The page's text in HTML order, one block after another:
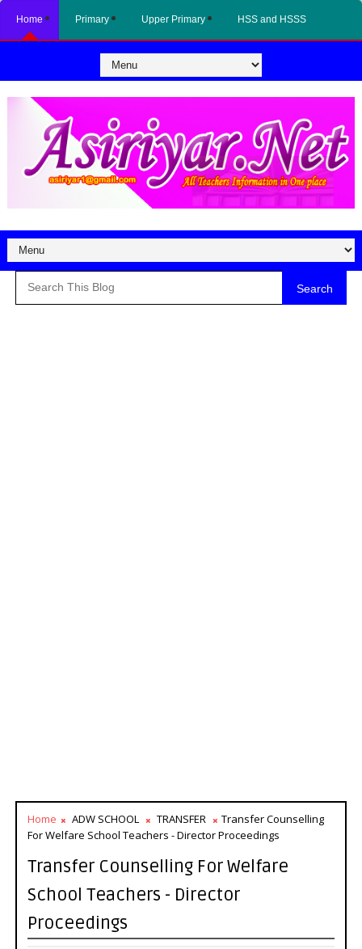
Home Primary Upper Primary HSS and HSSS
Search
Home ADW SCHOOL TRANSFER
Transfer Counselling
For Welfare School Teachers - Director Proceedings
Transfer Counselling For Welfare
School Teachers - Director
Proceedings